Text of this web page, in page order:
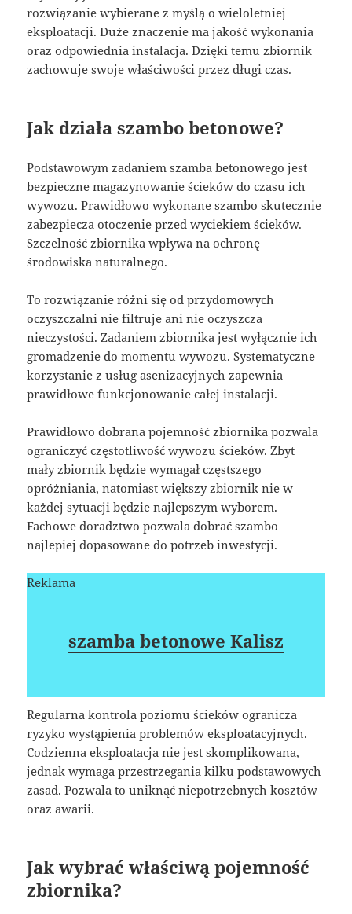
rozwiązanie wybierane z myślą o wieloletniej
eksploatacji. Duże znaczenie ma jakość wykonania
oraz odpowiednia instalacja. Dzięki temu zbiornik
zachowuje swoje właściwości przez długi czas.
Jak działa szambo betonowe?
Podstawowym zadaniem szamba betonowego jest
bezpieczne magazynowanie ścieków do czasu ich
wywozu. Prawidłowo wykonane szambo skutecznie
zabezpiecza otoczenie przed wyciekiem ścieków.
Szczelność zbiornika wpływa na ochronę
środowiska naturalnego.
To rozwiązanie różni się od przydomowych
oczyszczalni nie filtruje ani nie oczyszcza
nieczystości. Zadaniem zbiornika jest wyłącznie ich
gromadzenie do momentu wywozu. Systematyczne
korzystanie z usług asenizacyjnych zapewnia
prawidłowe funkcjonowanie całej instalacji.
Prawidłowo dobrana pojemność zbiornika pozwala
ograniczyć częstotliwość wywozu ścieków. Zbyt
mały zbiornik będzie wymagał częstszego
opróżniania, natomiast większy zbiornik nie w
każdej sytuacji będzie najlepszym wyborem.
Fachowe doradztwo pozwala dobrać szambo
najlepiej dopasowane do potrzeb inwestycji.
Reklama
szamba betonowe Kalisz
Regularna kontrola poziomu ścieków ogranicza
ryzyko wystąpienia problemów eksploatacyjnych.
Codzienna eksploatacja nie jest skomplikowana,
jednak wymaga przestrzegania kilku podstawowych
zasad. Pozwala to uniknąć niepotrzebnych kosztów
oraz awarii.
Jak wybrać właściwą pojemność
zbiornika?